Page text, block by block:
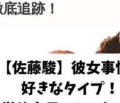
追跡！